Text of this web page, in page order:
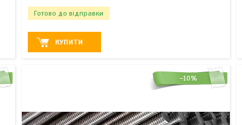
Готово до відправки
КУПИТИ
–10%